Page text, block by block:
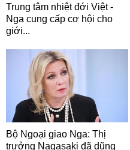
Trung tâm nhiệt đới Việt -
Nga cung cấp cơ hội cho
giới...
Bộ Ngoại giao Nga: Thị
trưởng Nagasaki đã dũng